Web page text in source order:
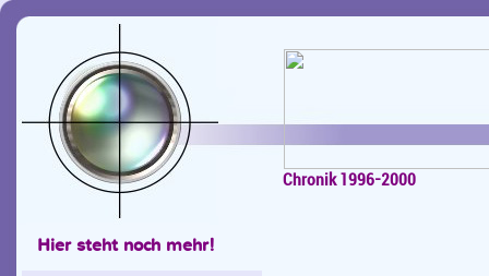
Hier steht noch mehr!
Chronik 1996-2000